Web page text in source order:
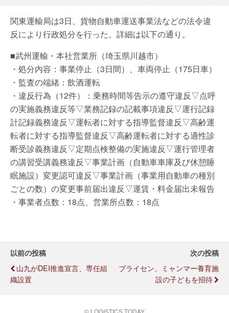
関東運輸局は3日、貨物自動車運送事業法などの法令違
反により行政処分を行った。詳細は以下の通り。
■武州運輸・本社営業所（埼玉県川越市）
・処分内容：事業停止（3日間）、車両停止（175日車）
・監査の端緒：飲酒運転
・違反行為（12件）：乗務時間等告示の遵守違反▽点呼
の実施義務違反等▽業務記録の記載事項違反▽運行記録
計記録義務違反▽運転者に対する指導監督違反▽高齢運
転者に対する指導監督違反▽高齢運転者に対する適性診
断受診義務違反▽定期点検整備の実施違反▽運行管理者
の講習受講義務違反▽事業計画（自動車車庫及び休憩睡
眠施設）変更認可違反▽事業計画（事業用自動車の種別
ごとの数）の変更事前届出違反▽運賃・料金届出未報告
・事業者点数：18点、営業所点数：18点
以前の投稿
山九がDEI推進宣言、専任組
織設置
次の投稿
ブライセン、ミャンマー養育施
設の子どもを招待
© LOGISTICS TODAY